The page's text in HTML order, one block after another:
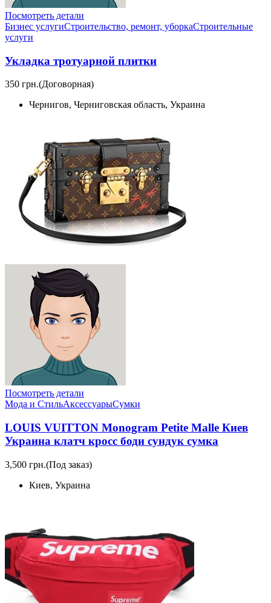
Посмотреть детали
Бизнес услугиСтроительство, ремонт, уборкаCтроительные
услуги
Укладка тротуарной плитки
350 грн.(Договорная)
Чернигов, Черниговская область, Украина
Посмотреть детали
Мода и СтильАксессуарыСумки
LOUIS VUITTON Monogram Petite Malle Киев
Украина клатч кросс боди сундук сумка
3,500 грн.(Под заказ)
Киев, Украина